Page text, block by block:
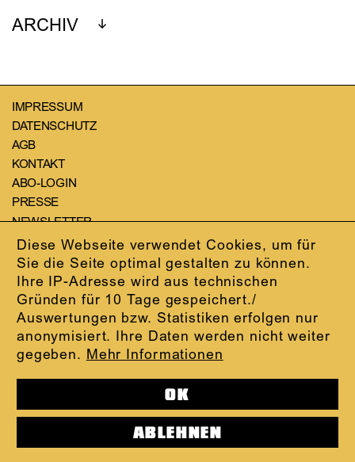
Diese Webseite verwendet Cookies, um für
Sie die Seite optimal gestalten zu können.
Ihre IP-Adresse wird aus technischen
Gründen für 10 Tage gespeichert./
Auswertungen bzw. Statistiken erfolgen nur
anonymisiert. Ihre Daten werden nicht weiter
gegeben. Mehr Informationen
OK
ABLEHNEN
ARCHIV
IMPRESSUM
DATENSCHUTZ
AGB
KONTAKT
ABO-LOGIN
PRESSE
NEWSLETTER
AUDIOFORMATE
KARTENTELEFON:069.212.49.49.4